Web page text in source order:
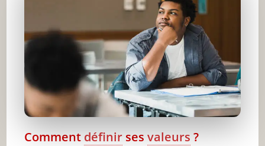
🔥 À lire aussi sur JeunInfo
✨ Nouveau sur JeunInfo ?
Articles recommandés
Partager l'amour
Comment définir sesvaleurs ?